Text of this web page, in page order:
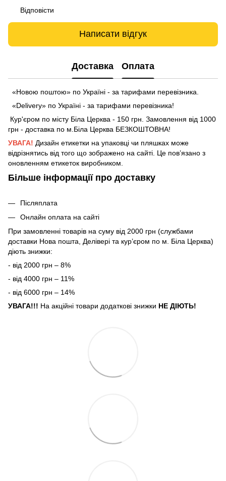
Відповісти
Написати відгук
Доставка Оплата
«Новою поштою» по Україні - за тарифами перевізника.
«Delivery» по Україні - за тарифами перевізника!
Кур'єром по місту Біла Церква - 150 грн. Замовлення від 1000
грн - доставка по м.Біла Церква БЕЗКОШТОВНА!
УВАГА! Дизайн етикетки на упаковці чи пляшках може
відрізнятись від того що зображено на сайті. Це пов’язано з
оновленням етикеток виробником.
Більше інформації про доставку
Післяплата
Онлайн оплата на сайті
При замовленні товарів на суму від 2000 грн (службами
доставки Нова пошта, Делівері та кур’єром по м. Біла Церква)
діють знижки:
- від 2000 грн – 8%
- від 4000 грн – 11%
- від 6000 грн – 14%
УВАГА!!! На акційні товари додаткові знижки НЕ ДІЮТЬ!